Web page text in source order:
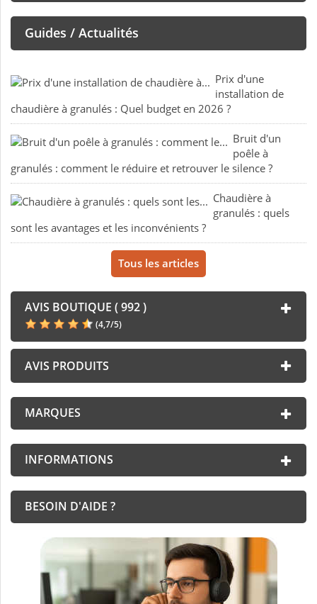
Guides / Actualités
Prix d'une
installation de
chaudière à granulés : Quel budget en 2026 ?
Bruit d'un
poêle à
granulés : comment le réduire et retrouver le silence ?
Chaudière à
granulés : quels
sont les avantages et les inconvénients ?
Tous les articles
AVIS BOUTIQUE ( 992 )
(4,7/5)
AVIS PRODUITS
MARQUES
INFORMATIONS
BESOIN D'AIDE ?